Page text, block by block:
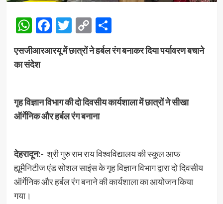
WhatsApp
Facebook
Twitter
Copy
Link
Share
एसजीआरआरयू में छात्रों ने हर्बल रंग बनाकर दिया पर्यावरण बचाने
का संदेश
गृह विज्ञान विभाग की दो दिवसीय कार्यशाला में छात्रों ने सीखा
ऑर्गेनिक और हर्बल रंग बनाना
देहरादून:- श्री गुरु राम राय विश्वविद्यालय की स्कूल आफ
ह्यूमैनिटीज एंड सोशल साइंस के गृह विज्ञान विभाग द्वारा दो दिवसीय
ऑर्गेनिक और हर्बल रंग बनाने की कार्यशाला का आयोजन किया
गया।